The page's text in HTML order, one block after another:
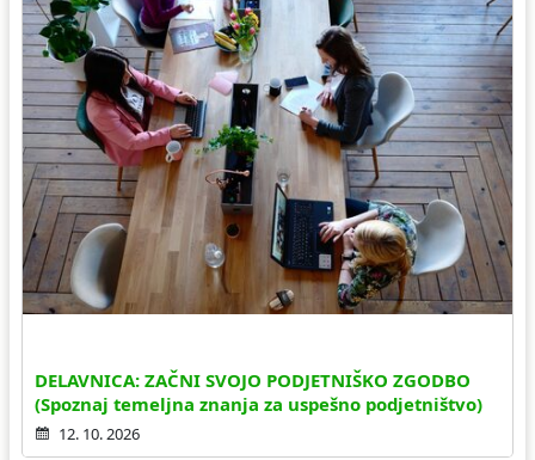
DELAVNICA: ZAČNI SVOJO PODJETNIŠKO ZGODBO
(Spoznaj temeljna znanja za uspešno podjetništvo)
12. 10. 2026